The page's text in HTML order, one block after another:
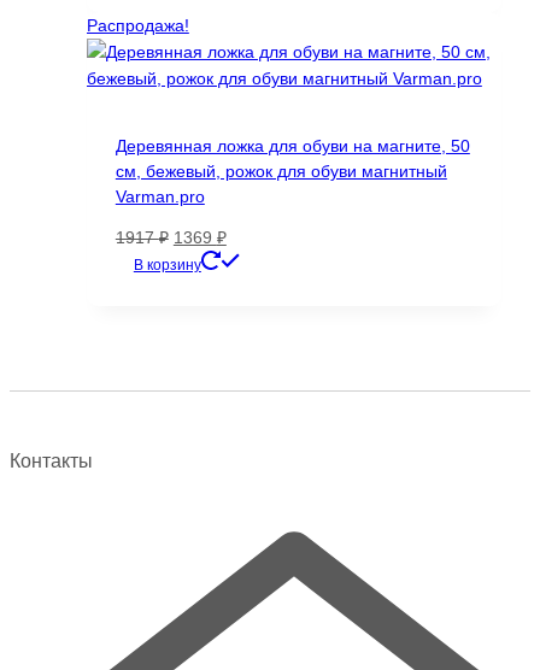
несколько
вариаций.
выбрать
на
Распродажа!
Деревянная ложка для обуви на магните, 50
см, бежевый, рожок для обуви магнитный
Varman.pro
1917₽ Первоначальная
цена
1369 ₽Текущая
цена:
В корзину
Контакты